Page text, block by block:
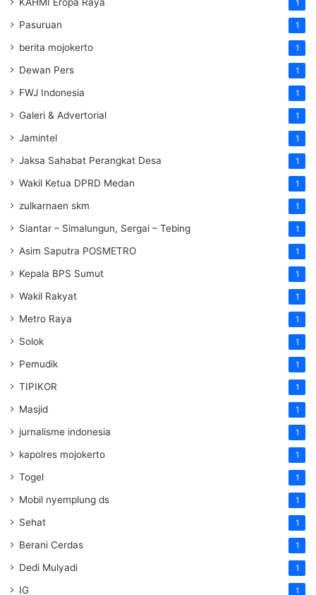
1
Pasuruan 1
berita mojokerto 1
Dewan Pers 1
FWJ Indonesia 1
Galeri & Advertorial 1
Jamintel 1
Jaksa Sahabat Perangkat Desa 1
Wakil Ketua DPRD Medan 1
zulkarnaen skm 1
Siantar – Simalungun, Sergai – Tebing 1
Asim Saputra POSMETRO 1
Kepala BPS Sumut 1
Wakil Rakyat 1
Metro Raya 1
Solok 1
Pemudik 1
TIPIKOR 1
Masjid 1
jurnalisme indonesia 1
kapolres mojokerto 1
Togel 1
Mobil nyemplung ds 1
Sehat 1
Berani Cerdas 1
Dedi Mulyadi 1
IG 1